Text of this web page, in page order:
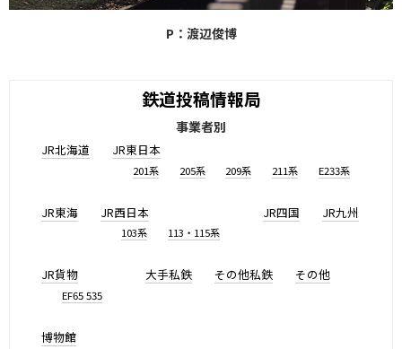
P：渡辺俊博
鉄道投稿情報局
事業者別
JR北海道 JR東日本
201系 205系 209系 211系 E233系
JR東海 JR西日本
103系 113・115系
JR四国 JR九州
JR貨物
EF65 535
大手私鉄 その他私鉄 その他
博物館